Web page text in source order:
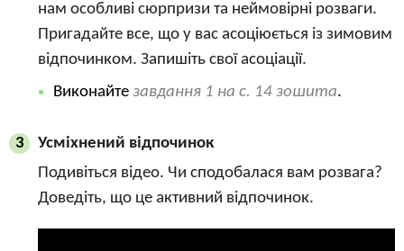
нам особливі сюрпризи та неймовірні розваги.
Пригадайте все, що у вас асоціюється із зимовим
відпочинком. Запишіть свої асоціації.
Виконайте завдання 1 на с. 14 зошита.
3
Усміхнений відпочинок
Подивіться відео. Чи сподобалася вам розвага?
Доведіть, що це активний відпочинок.